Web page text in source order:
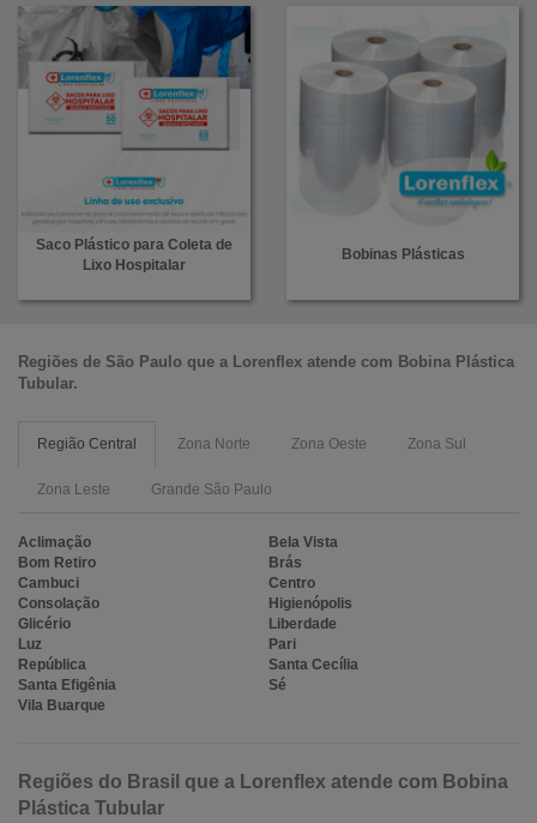
Saco Plástico para Coleta de
Lixo Hospitalar
Bobinas Plásticas
Regiões de São Paulo que a Lorenflex atende com Bobina Plástica
Tubular.
Região Central Zona Norte Zona Oeste Zona Sul
Zona Leste Grande São Paulo
Aclimação
Bela Vista
Bom Retiro
Brás
Cambuci
Centro
Consolação
Higienópolis
Glicério
Liberdade
Luz
Pari
República
Santa Cecília
Santa Efigênia
Sé
Vila Buarque
Regiões do Brasil que a Lorenflex atende com Bobina
Plástica Tubular